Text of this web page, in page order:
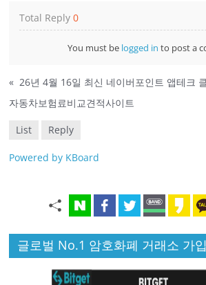
Total Reply0
You must be logged in to post a
« 26년 4월 16일 최신 네이버포인트 앱테크
자동차보험료비교견적사이트
List Reply
Powered by KBoard
글로벌 No.1 암호화폐 거래소 가